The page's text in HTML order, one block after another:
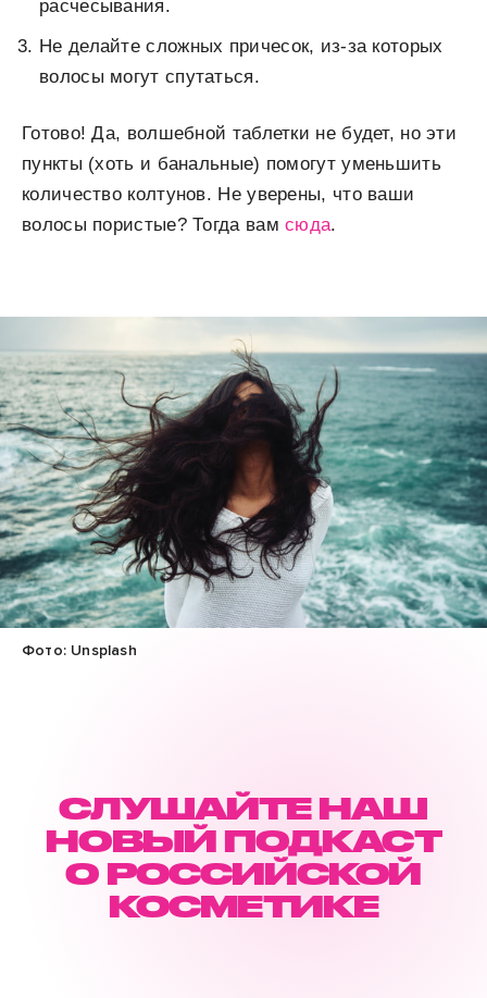
расчесывания.
Не делайте сложных причесок, из-за которых
волосы могут спутаться.
Готово! Да, волшебной таблетки не будет, но эти
пункты (хоть и банальные) помогут уменьшить
количество колтунов. Не уверены, что ваши
волосы пористые? Тогда вамсюда.
Фото: Unsplash
СЛУШАЙТЕ НАШ
НОВЫЙ ПОДКАСТ
О РОССИЙСКОЙ
КОСМЕТИКЕ